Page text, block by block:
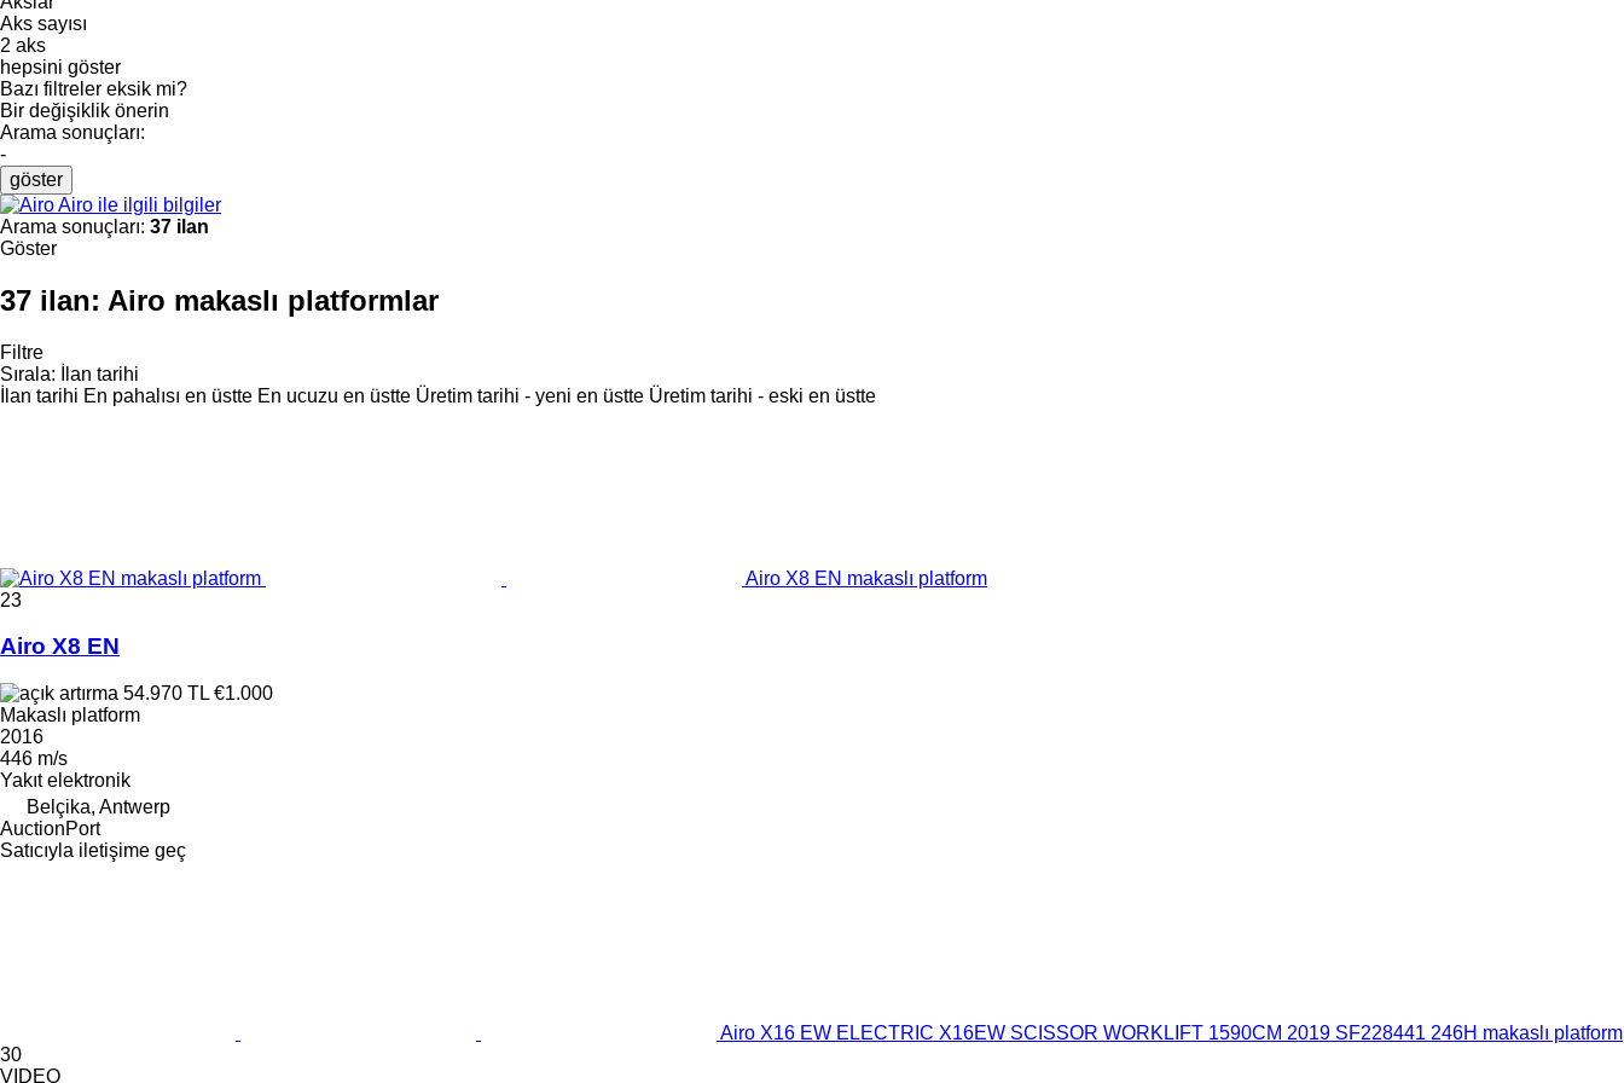
Aks sayısı
2 aks
hepsini göster
Bazı filtreler eksik mi?
Bir değişiklik önerin
Arama sonuçları:
-
göster
Airo ile ilgili bilgiler
Arama sonuçları: 37 ilan
Göster
37 ilan: Airo makaslı platformlar
Filtre
Sırala:
İlan tarihi
İlan tarihi En pahalısı en üstte En ucuzu en üstte Üretim tarihi - yeni en üstte Üretim tarihi - eski en üstte
Airo X8 EN makaslı platform
23
Airo X8 EN
54.970 TL €1.000
Makaslı platform
2016
446 m/s
Yakıt elektronik
Belçika, Antwerp
AuctionPort
Satıcıyla iletişime geç
Airo X16 EW ELECTRIC X16EW SCISSOR WORKLIFT 1590CM 2019 SF228441 246H makaslı platform
30
VIDEO